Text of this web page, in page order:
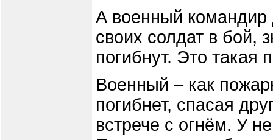
А военный командир
своих солдат в бой,
погибнут. Это
Военный – как
погибнет, спасая
встрече с огнём. У